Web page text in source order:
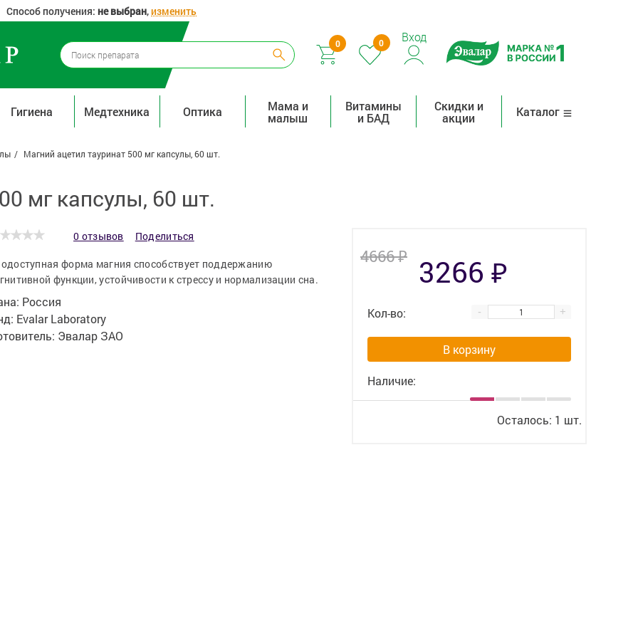
Способ получения: не выбран,изменить
0 0 Вход
Гигиена Медтехника Оптика
Мама и
малыш
Витамины
и БАД
Скидки и
акции
Каталог
Магний ацетил тауринат 500 мг капсулы, 60 шт.
мг капсулы, 60 шт.
0 отзывов Поделиться
форма магния способствует поддержанию
функции, устойчивости к стрессу и нормализации сна.
Россия
Evalar Laboratory
Эвалар ЗАО
4666₽ 3266 ₽
Кол-во: - +
В корзину
Наличие:
Осталось: 1 шт.